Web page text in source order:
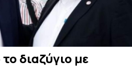
διαζύγιο με